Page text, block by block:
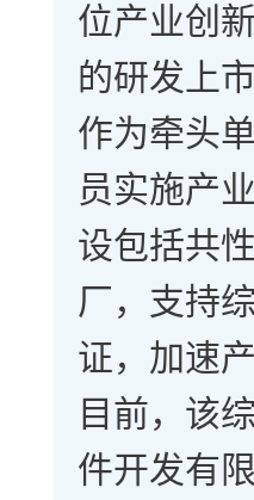
位产业创
的研发上
作为牵头
员实施产
设包括共
厂，支持
证，加速
目前，该
件开发有